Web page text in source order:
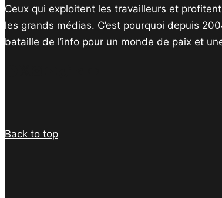
Ceux qui exploitent les travailleurs et
les grands médias. C’est pourquoi depuis
bataille de l’info pour un monde de paix et
Back to top